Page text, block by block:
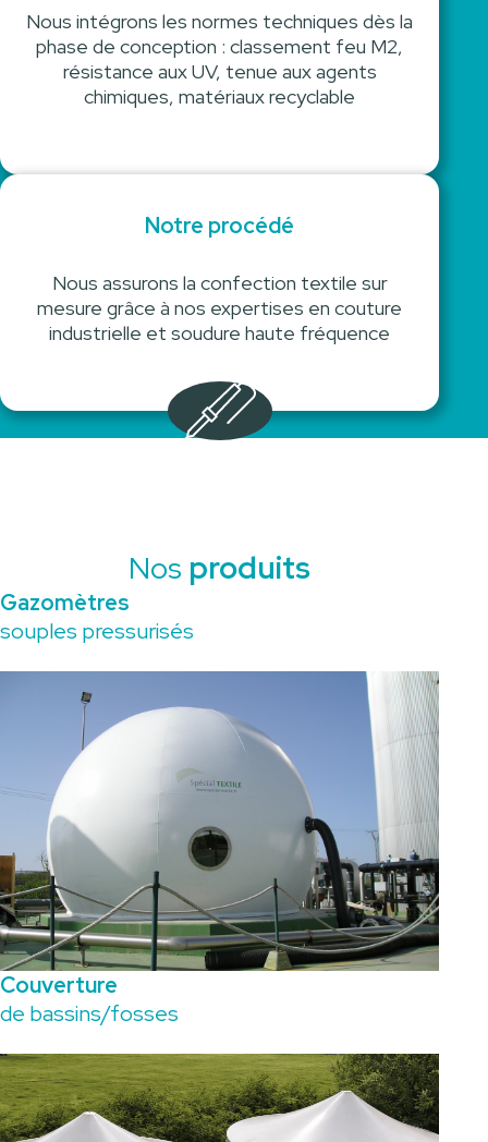
Nous intégrons les normes techniques dès la
phase de conception : classement feu M2,
résistance aux UV, tenue aux agents
chimiques, matériaux recyclable
Notre procédé
Nous assurons la confection textile sur
mesure grâce à nos expertises en couture
industrielle et soudure haute fréquence
Nos produits
Gazomètres
souples pressurisés
Couverture
de bassins/fosses